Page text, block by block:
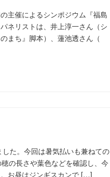
主催によるシンポジウム『福島
ネリストは、井上淳一さん（シ
まち』脚本）、蓮池透さん（
た。今回は暑気払いも兼ねての
の長さや葉色などを確認し、今
お昼はジンギスカンで […]